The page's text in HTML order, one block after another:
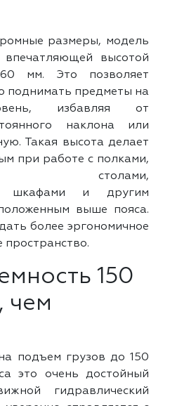
размеры, модель
высотой
мм. Это позволяет
поднимать предметы на
избавляя от
наклона или
Такая высота делает
при работе с полками,
столами,
шкафами и другим
выше пояса.
более эргономичное
пространство.
150
чем
подъем грузов до 150
это очень достойный
гидравлический